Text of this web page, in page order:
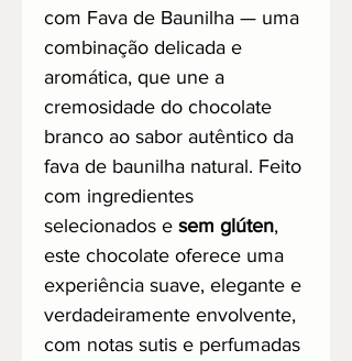
com Fava de Baunilha — uma
combinação delicada e
aromática, que une a
cremosidade do chocolate
branco ao sabor autêntico da
fava de baunilha natural. Feito
com ingredientes
selecionados e sem glúten,
este chocolate oferece uma
experiência suave, elegante e
verdadeiramente envolvente,
com notas sutis e perfumadas